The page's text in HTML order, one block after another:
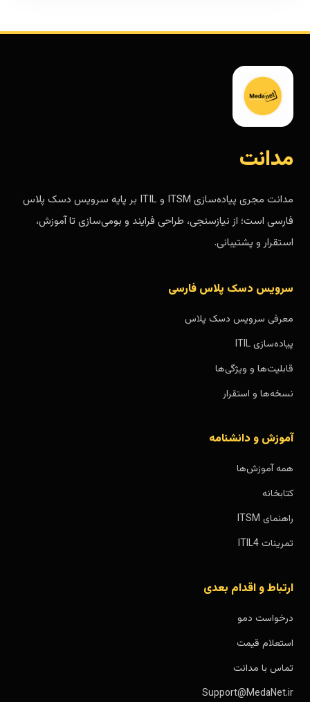
مدانت
مدانت مجری پیاده‌سازی ITSM و ITIL بر پایه سرویس دسک پلاس
فارسی است؛ از نیازسنجی، طراحی فرایند و بومی‌سازی تا آموزش،
استقرار و پشتیبانی.
سرویس دسک پلاس فارسی
معرفی سرویس دسک پلاس
پیاده‌سازی ITIL
قابلیت‌ها و ویژگی‌ها
نسخه‌ها و استقرار
آموزش و دانشنامه
همه آموزش‌ها
کتابخانه
راهنمای ITSM
تمرینات ITIL4
ارتباط و اقدام بعدی
درخواست دمو
استعلام قیمت
تماس با مدانت
Support@MedaNet.ir